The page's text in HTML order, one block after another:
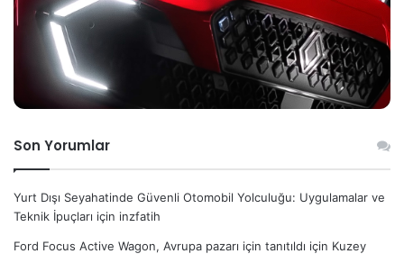
Son Yorumlar
Yurt Dışı Seyahatinde Güvenli Otomobil Yolculuğu: Uygulamalar ve
Teknik İpuçları için inzfatih
Ford Focus Active Wagon, Avrupa pazarı için tanıtıldı için Kuzey